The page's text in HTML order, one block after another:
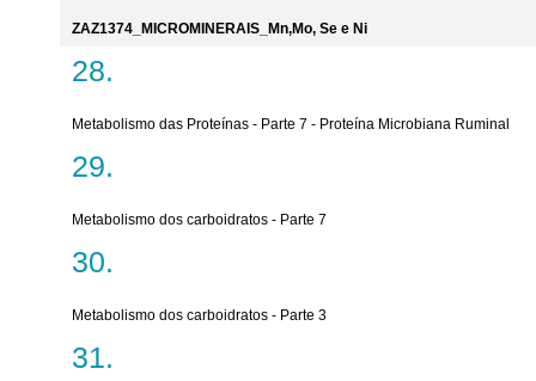
ZAZ1374_MICROMINERAIS_Mn,Mo, Se e Ni
Metabolismo das Proteínas - Parte 7 - Proteína Microbiana Ruminal
Metabolismo dos carboidratos - Parte 7
Metabolismo dos carboidratos - Parte 3